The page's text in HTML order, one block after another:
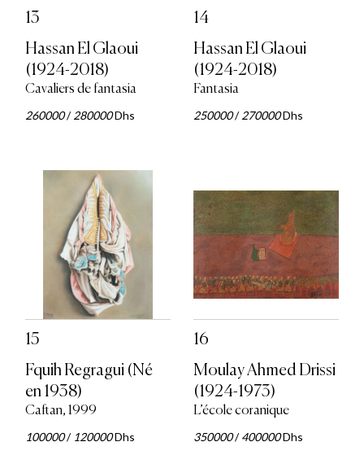
13
Hassan El Glaoui
(1924-2018)
Cavaliers de fantasia
260000/280000Dhs
14
Hassan El Glaoui
(1924-2018)
Fantasia
250000/270000Dhs
15
Fquih Regragui (Né
en 1938)
Caftan, 1999
100000/ 120000Dhs
16
Moulay Ahmed Drissi
(1924-1973)
L’école coranique
350000/400000Dhs